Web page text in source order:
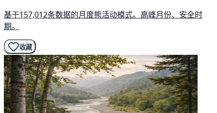
基于157,012条数据的月度熊活动模式。高峰月份、安全时
期。
收藏